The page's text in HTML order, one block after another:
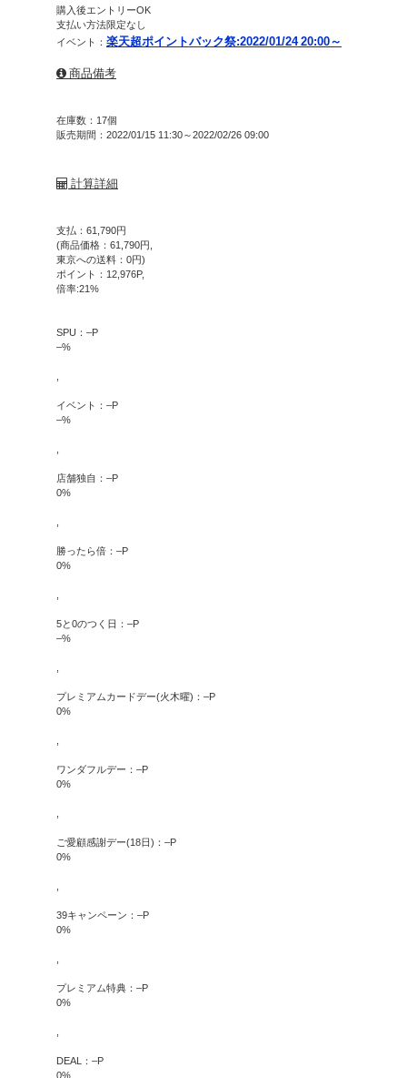
購入後エントリーOK
支払い方法限定なし
イベント： 楽天超ポイントバック祭:2022/01/24 20:00～
商品備考
在庫数：17個
販売期間：2022/01/15 11:30～2022/02/26 09:00
計算詳細
支払： 61,790円
(商品価格： 61,790円,
東京への送料： 0円)
ポイント： 12,976P,
倍率:21%
SPU： –P
–%
,
イベント： –P
–%
,
店舗独自： –P
0%
,
勝ったら倍： –P
0%
,
5と0のつく日： –P
–%
,
プレミアムカードデー(火木曜)： –P
0%
,
ワンダフルデー： –P
0%
,
ご愛顧感謝デー(18日)： –P
0%
,
39キャンペーン： –P
0%
,
プレミアム特典： –P
0%
,
DEAL： –P